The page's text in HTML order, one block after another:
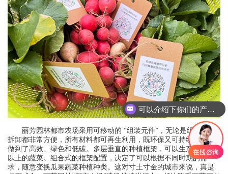
丽芳园林都市农场采用可移动的 “组装元件”，无论是组装还是
拆卸都非常方便，所有材料都可再生利用，既环保又可持续，真正
做到了高效、绿色和低碳。多层垂直的种植框架，可以生产多10倍
以上的蔬菜。组合式的框架配置，决定了可以根据不同时期的需
求，随意变换瓜果蔬菜种植种类。这对寸土寸金的城市来说，真是
可以介绍下你们的产品么？